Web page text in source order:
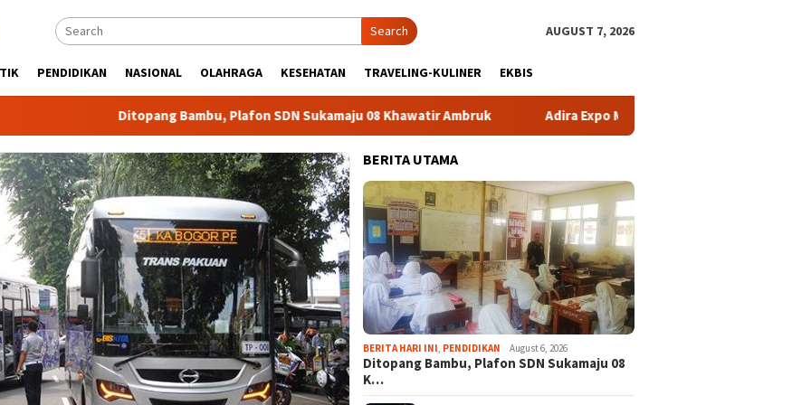
Search AUGUST 7, 2026
PENDIDIKAN NASIONAL OLAHRAGA KESEHATAN TRAVELING-KULINER EKBIS
Ditopang Bambu, Plafon SDN Sukamaju 08 Khawatir Ambruk Adira Expo Merdeka Tawarkan Bunga 1,76 Persen
BERITA UTAMA
BERITA HARI INI PENDIDIKAN August 6, 2026
Ditopang Bambu, Plafon SDN Sukamaju 08
K…